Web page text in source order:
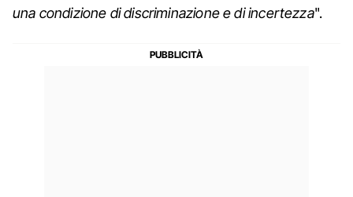
una condizione di discriminazione e di incertezza".